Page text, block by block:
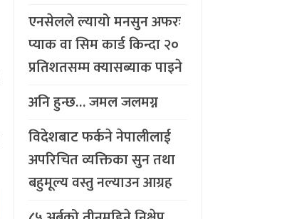
एनसेलले ल्यायो मनसुन अफरः
प्याक वा सिम कार्ड किन्दा २०
प्रतिशतसम्म क्यासब्याक पाइने
अनि हुन्छ… जमल जलमग्न
विदेशबाट फर्कने नेपालीलाई
अपरिचित व्यक्तिका सुन तथा
बहुमूल्य वस्तु नल्याउन आग्रह